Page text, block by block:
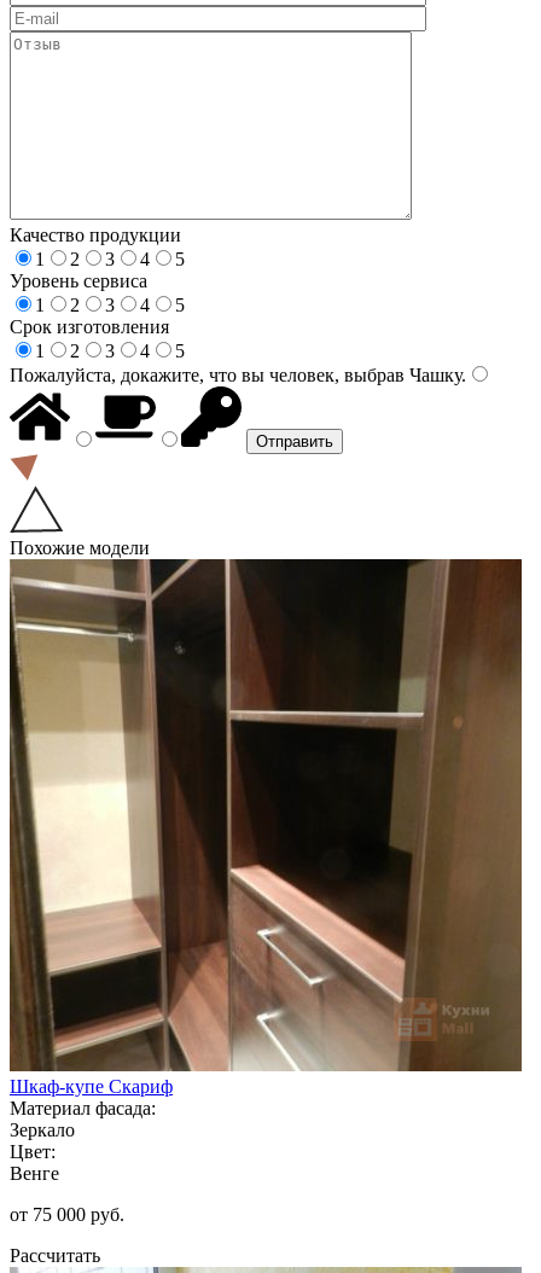
Качество продукции
1
2 3 4
5
Уровень сервиса
1
2 3 4
5
Срок изготовления
1
2 3 4
5
Пожалуйста, докажите, что вы человек, выбрав Чашку.
Похожие модели
Шкаф-купе Скариф
Материал фасада:
Зеркало
Цвет:
Венге
от 75 000 руб.
Рассчитать